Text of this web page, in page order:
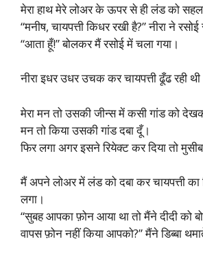
मेरा हाथ मेरे लोअर के ऊपर से ही लंड को
“मनीष, चायपत्ती किधर रखी है?” नीरा ने
“आता हूँ!” बोलकर मैं रसोई में चला गया।
नीरा इधर उधर उचक कर चायपत्ती ढूँढ रही
मेरा मन तो उसकी जीन्स में कसी गांड को
मन तो किया उसकी गांड दबा दूँ।
फिर लगा अगर इसने रियेक्ट कर दिया तो
मैं अपने लोअर में लंड को दबा कर चायपत्ती का
लगा।
“सुबह आपका फ़ोन आया था तो मैंने दीदी को
वापस फ़ोन नहीं किया आपको?” मैंने डिब्बा